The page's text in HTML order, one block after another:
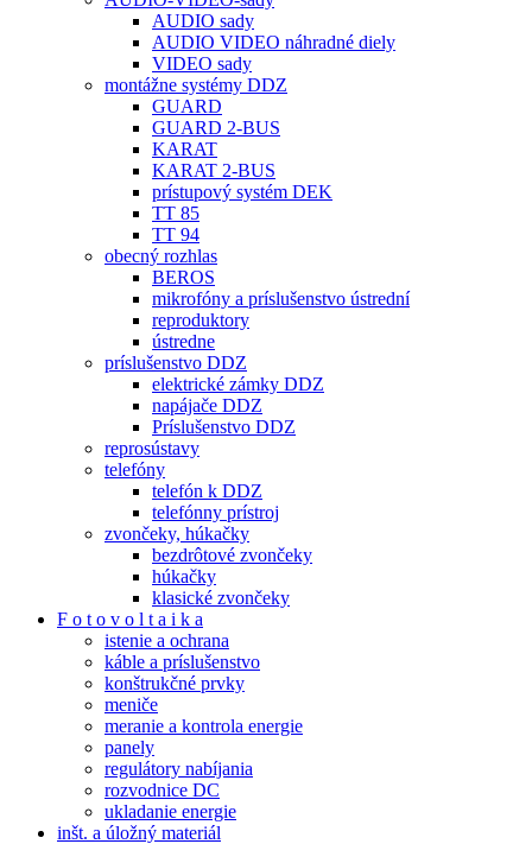
AUDIO sady
AUDIO VIDEO náhradné diely
VIDEO sady
montážne systémy DDZ
GUARD
GUARD 2-BUS
KARAT
KARAT 2-BUS
prístupový systém DEK
TT 85
TT 94
obecný rozhlas
BEROS
mikrofóny a príslušenstvo ústrední
reproduktory
ústredne
príslušenstvo DDZ
elektrické zámky DDZ
napájače DDZ
Príslušenstvo DDZ
reprosústavy
telefóny
telefón k DDZ
telefónny prístroj
zvončeky, húkačky
bezdrôtové zvončeky
húkačky
klasické zvončeky
F o t o v o l t a i k a
istenie a ochrana
káble a príslušenstvo
konštrukčné prvky
meniče
meranie a kontrola energie
panely
regulátory nabíjania
rozvodnice DC
ukladanie energie
inšt. a úložný materiál